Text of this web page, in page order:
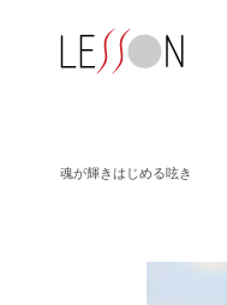
魂が輝きはじめる呟き